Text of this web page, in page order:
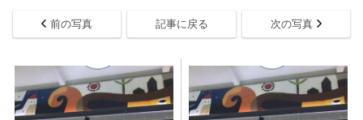
前の写真 記事に戻る 次の写真